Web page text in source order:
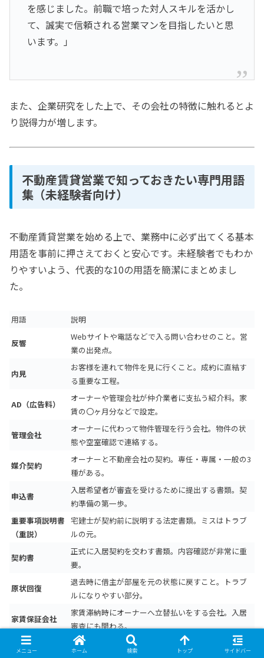
を感じました。前職で培った対人スキルを活かし
て、誠実で信頼される営業マンを目指したいと思
います。」
また、企業研究をした上で、その会社の特徴に触れるとよ
り説得力が増します。
不動産賃貸営業で知っておきたい専門用語
集（未経験者向け）
不動産賃貸営業を始める上で、業務中に必ず出てくる基本
用語を事前に押さえておくと安心です。未経験者でもわか
りやすいよう、代表的な10の用語を簡潔にまとめまし
た。
用語 説明
反響
Webサイトや電話などで入る問い合わせのこと。営
業の出発点。
内見
お客様を連れて物件を見に行くこと。成約に直結す
る重要な工程。
AD（広告料）
オーナーや管理会社が仲介業者に支払う紹介料。家
賃の〇ヶ月分などで設定。
管理会社
オーナーに代わって物件管理を行う会社。物件の状
態や空室確認で連絡する。
媒介契約
オーナーと不動産会社の契約。専任・専属・一般の3
種がある。
申込書
入居希望者が審査を受けるために提出する書類。契
約準備の第一歩。
重要事項説明書
（重説）
宅建士が契約前に説明する法定書類。ミスはトラブ
ルの元。
契約書
正式に入居契約を交わす書類。内容確認が非常に重
要。
原状回復
退去時に借主が部屋を元の状態に戻すこと。トラブ
ルになりやすい部分。
家賃保証会社
家賃滞納時にオーナーへ立替払いをする会社。入居
審査にも関わる。
メニュー ホーム 検索 トップ サイドバー